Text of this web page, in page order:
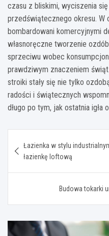
czasu z bliskimi, wyciszenia
przedświątecznego okresu. W
bombardowani komercyjnymi
własnoręczne tworzenie
sprzeciwu wobec
prawdziwym znaczeniem
stroiki stały się nie tylko
radości i świątecznych
długo po tym, jak ostatnia igła
wpisu
Łazienka w stylu
łazienkę loftową
Budowa tokarki